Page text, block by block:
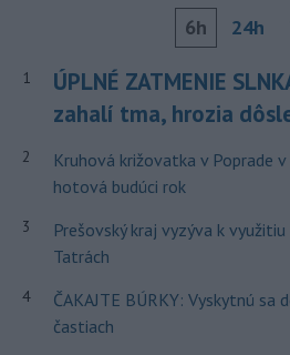
6h 24h
1
ÚPLNÉ ZATMENIE
zahalí tma, hrozia
2
Kruhová križovatka v Poprade
hotová budúci rok
3
Prešovský kraj vyzýva k
Tatrách
4
ČAKAJTE BÚRKY: Vyskytnú
častiach